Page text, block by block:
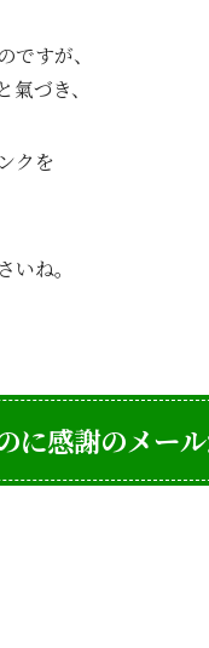
すが、
づき、
クを
ね。
に感謝のメール